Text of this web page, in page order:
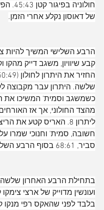
חולוניה
של דאוסון נקלע אחרי הזמן.
הרבע השלישי המשיך להיות
קבע שיוויון, משגב דייק מהקו
שלשה. היתרון עבר מקבוצה
כשמשגב וסמית' המשיכו את
ליתרון 8. האריס קטע
חשובה, סמית' וחנוכי שמרו
סביר, 68:61 בסוף הרבע השלישי.
בתחילת הרבע האחרון
בלבד לפני שהאקס רפי